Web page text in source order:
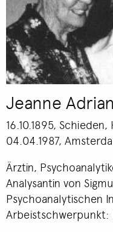
Jeanne
16.10.1895,
04.04.1987,
Ärztin,
Analysantin von
Psychoanalytischen
Arbeistschwerpunkt: